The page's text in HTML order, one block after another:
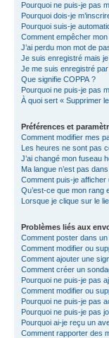
Pourquoi ne puis-je pas
Pourquoi dois-je
Pourquoi suis-je
Comment empêcher
J’ai perdu mon mot de
Je suis enregistré mais
Je me suis enregistré
Que signifie COPPA ?
Pourquoi ne puis-je pas
À quoi sert « Supprimer
Préférences et
Comment modifier mes
Les heures ne sont pas
J’ai changé mon fuseau
Ma langue n’est pas
Comment puis-je afficher
Qu’est-ce que mon rang
Lorsque je clique sur le
Problèmes liés aux
Comment poster dans
Comment modifier ou
Comment ajouter une
Comment créer un
Pourquoi ne puis-je pas
Comment modifier ou
Pourquoi ne puis-je pas
Pourquoi ne puis-je pas
Pourquoi ai-je reçu un
Comment rapporter des